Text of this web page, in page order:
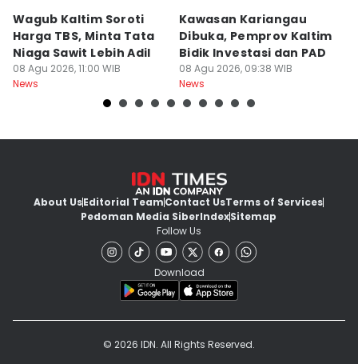
Wagub Kaltim Soroti
Harga TBS, Minta Tata
Niaga Sawit Lebih Adil
08 Agu 2026, 11:00 WIB
News
Kawasan Kariangau
Dibuka, Pemprov Kaltim
Bidik Investasi dan PAD
08 Agu 2026, 09:38 WIB
News
About UsEditorial TeamContact UsTerms of Services
Pedoman Media SiberIndexSitemap
Follow Us
Download
© 2026 IDN. All Rights Reserved.